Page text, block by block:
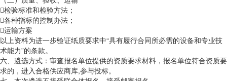
检验标准和检验方法；
各种指标的控制办法；
运输方案
以上资料为进一步验证纸质要求中“具有履行合同所必需的设备和专业技
术能力”的条款。
六、遴选方式：审查报名单位提供的资质要求材料，报名单位符合资质要
求的，进入合格供应商库,参与投标。